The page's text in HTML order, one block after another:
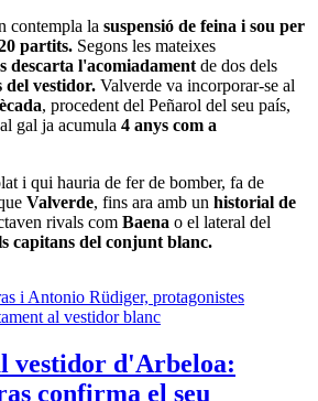
contempla la suspensió de feina i sou per
partits. Segons les mateixes
descarta l'acomiadamentde dos dels
del vestidor. Valverde va incorporar-se al
, procedent del Peñarol del seu país,
gal ja acumula 4 anys com a
i qui hauria de fer de bomber, fa de
Valverde, fins ara amb un historial de
rivals com Baena o el lateral del
capitans del conjunt blanc.